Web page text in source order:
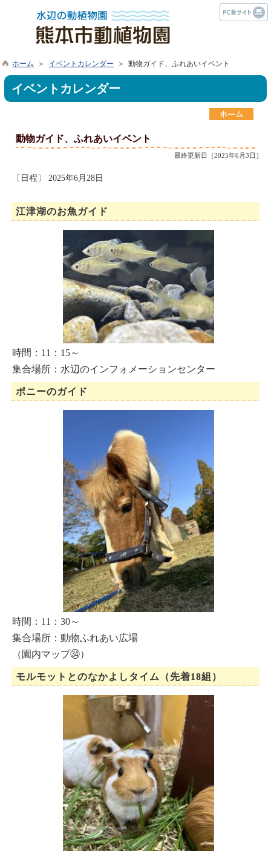
ホーム ＞ イベントカレンダー ＞ 動物ガイド、ふれあいイベント
イベントカレンダー
動物ガイド、ふれあいイベント
最終更新日［2025年6月3日］
〔日程〕 2025年6月28日
江津湖のお魚ガイド
時間：11：15～
集合場所：水辺のインフォメーションセンター
ポニーのガイド
時間：11：30～
集合場所：動物ふれあい広場
（園内マップ㉞）
モルモットとのなかよしタイム（先着18組）